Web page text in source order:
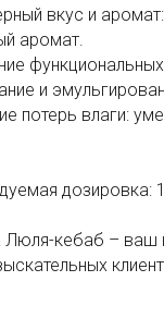
вкус и
аромат.
и
потерь влаги:
дозировка:
кебаб – ваш